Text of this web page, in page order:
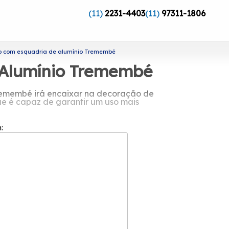
(11) 2231-4403(11) 97311-1806
com esquadria de alumínio Tremembé
Tremembé
irá encaixar na decoração de
é capaz de garantir um uso mais
de alumínio Tremembé?
em 2002, ela possui uma equipe
cliente em cada pedido e a maior
atua no segmento de esquadrias
Postigo Alumínio, Porta Basculante
é uma das empresas mais bem
em contato para mais informações!